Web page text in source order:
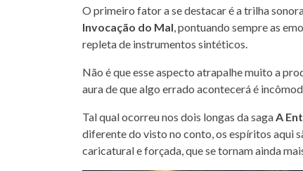
O primeiro fator a se destacar é a trilha
Invocação do Mal, pontuando sempre as
repleta de instrumentos sintéticos.
Não é que esse aspecto atrapalhe muito a
aura de que algo errado acontecerá é
Tal qual ocorreu nos dois longas da sagaA
diferente do visto no conto, os espíritos aqui
caricatural e forçada, que se tornam ainda